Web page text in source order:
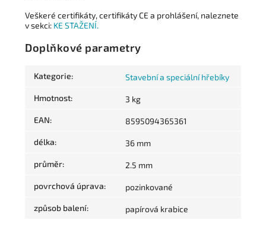
Veškeré certifikáty, certifikáty CE a prohlášení, naleznete
v sekci: KE STAŽENÍ.
Doplňkové parametry
Kategorie: Stavební a speciální hřebíky
Hmotnost: 3 kg
EAN: 8595094365361
délka: 36 mm
průměr: 2.5 mm
povrchová úprava: pozinkované
způsob balení: papírová krabice